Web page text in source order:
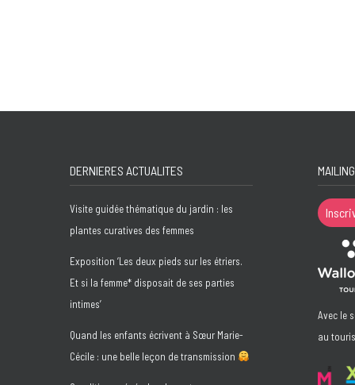
DERNIERES ACTUALITES
Visite guidée thématique du jardin : les
plantes curatives des femmes
Exposition ‘Les deux pieds sur les étriers.
Et si la femme* disposait de ses parties
intimes’
Quand les enfants écrivent à Sœur Marie-
Cécile : une belle leçon de transmission
Avec le
au